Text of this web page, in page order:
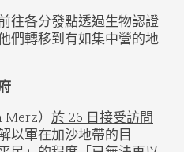
往各分發點透過生物認證
們轉移到有如集中營的地
） 於 26 日接受訪問
以軍在加沙地帶的目